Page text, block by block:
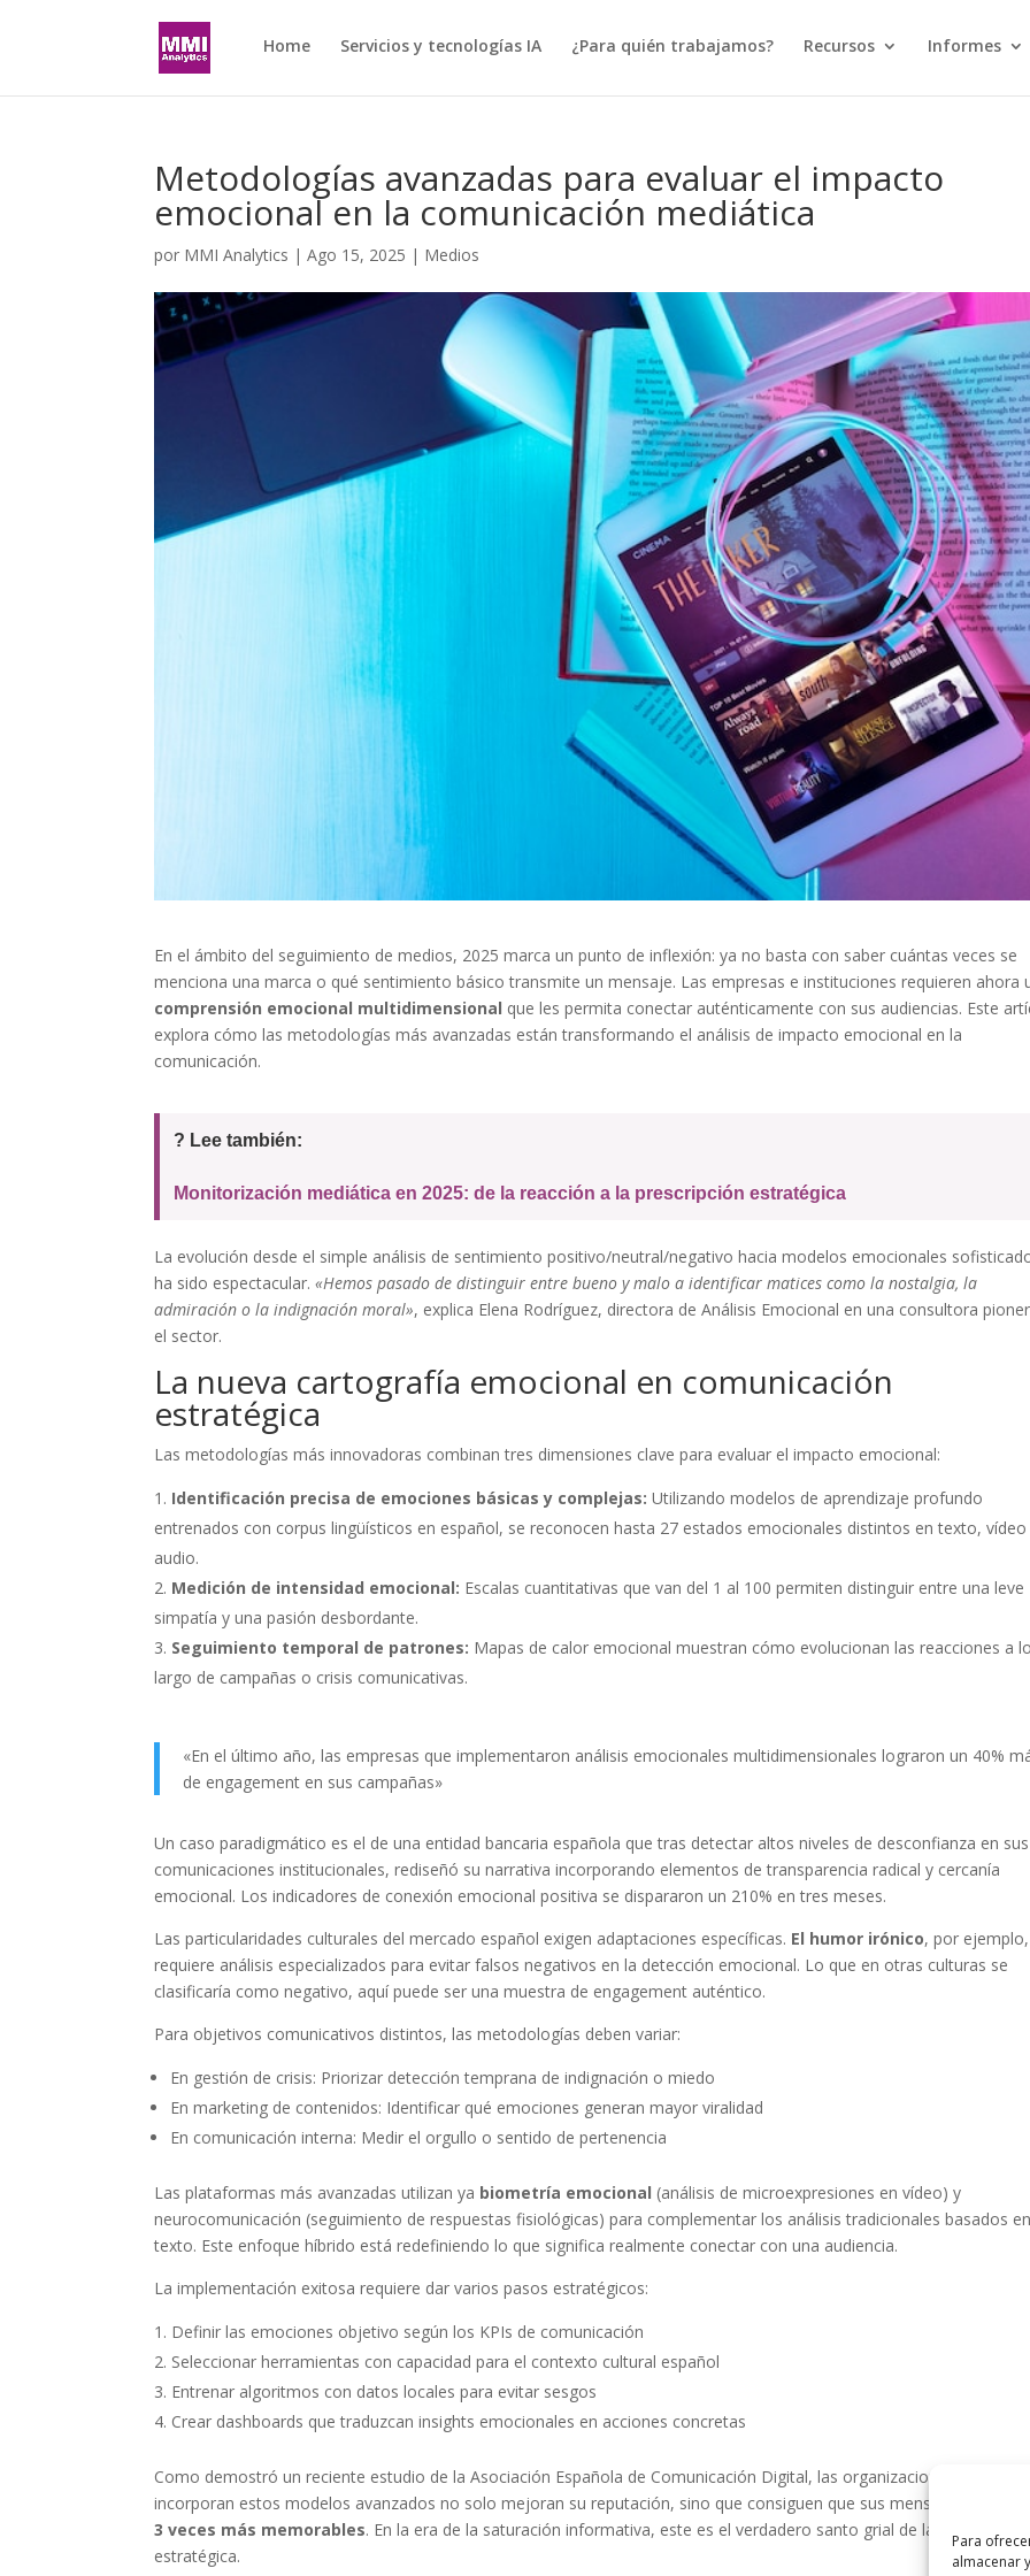
Para
almacenar
Home Servicios y tecnologías IA ¿Para quién trabajamos? Recursos Informes
Metodologías avanzadas para evaluar el impacto
emocional en la comunicación mediática
por MMI Analytics |Ago 15, 2025 | Medios
En el ámbito del seguimiento de medios, 2025 marca un punto de inflexión: ya no basta con saber cuántas veces se
menciona una marca o qué sentimiento básico transmite un mensaje. Las empresas e instituciones requieren ahora
comprensión emocional multidimensional que les permita conectar auténticamente con sus audiencias. Este
explora cómo las metodologías más avanzadas están transformando el análisis de impacto emocional en la
comunicación.
? Lee también:
Monitorización mediática en 2025: de la reacción a la prescripción estratégica
La evolución desde el simple análisis de sentimiento positivo/neutral/negativo hacia modelos emocionales
ha sido espectacular.«Hemos pasado de distinguir entre bueno y malo a identificar matices como la nostalgia, la
admiración o la indignación moral», explica Elena Rodríguez, directora de Análisis Emocional en una consultora
el sector.
La nueva cartografía emocional en comunicación
estratégica
Las metodologías más innovadoras combinan tres dimensiones clave para evaluar el impacto emocional:
Identificación precisa de emociones básicas y complejas: Utilizando modelos de aprendizaje profundo
entrenados con corpus lingüísticos en español, se reconocen hasta 27 estados emocionales distintos en texto,
audio.
Medición de intensidad emocional: Escalas cuantitativas que van del 1 al 100 permiten distinguir entre una leve
simpatía y una pasión desbordante.
Seguimiento temporal de patrones: Mapas de calor emocional muestran cómo evolucionan las reacciones a
largo de campañas o crisis comunicativas.
«En el último año, las empresas que implementaron análisis emocionales multidimensionales lograron un 40%
de engagement en sus campañas»
Un caso paradigmático es el de una entidad bancaria española que tras detectar altos niveles de desconfianza en sus
comunicaciones institucionales, rediseñó su narrativa incorporando elementos de transparencia radical y cercanía
emocional. Los indicadores de conexión emocional positiva se dispararon un 210% en tres meses.
Las particularidades culturales del mercado español exigen adaptaciones específicas. El humor irónico, por ejemplo,
requiere análisis especializados para evitar falsos negativos en la detección emocional. Lo que en otras culturas se
clasificaría como negativo, aquí puede ser una muestra de engagement auténtico.
Para objetivos comunicativos distintos, las metodologías deben variar:
En gestión de crisis: Priorizar detección temprana de indignación o miedo
En marketing de contenidos: Identificar qué emociones generan mayor viralidad
En comunicación interna: Medir el orgullo o sentido de pertenencia
Las plataformas más avanzadas utilizan ya biometría emocional (análisis de microexpresiones en vídeo) y
neurocomunicación (seguimiento de respuestas fisiológicas) para complementar los análisis tradicionales basados
texto. Este enfoque híbrido está redefiniendo lo que significa realmente conectar con una audiencia.
La implementación exitosa requiere dar varios pasos estratégicos:
Definir las emociones objetivo según los KPIs de comunicación
Seleccionar herramientas con capacidad para el contexto cultural español
Entrenar algoritmos con datos locales para evitar sesgos
Crear dashboards que traduzcan insights emocionales en acciones concretas
Como demostró un reciente estudio de la Asociación Española de Comunicación Digital, las organizaciones que
incorporan estos modelos avanzados no solo mejoran su reputación, sino que consiguen que sus mensajes sean
3 veces más memorables. En la era de la saturación informativa, este es el verdadero santo grial de la
estratégica.